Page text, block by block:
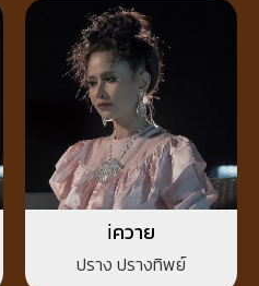
iควาย
ปราง ปรางทิพย์